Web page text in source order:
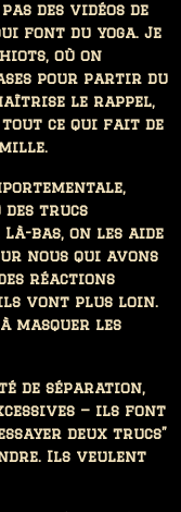
des vidéos de
font du yoga. Je
où on
pour partir du
le rappel,
tout ce qui fait de
des trucs
bas, on les aide
nous qui avons
réactions
ils vont plus loin.
masquer les
de séparation,
— ils font
deux trucs”
Ils veulent